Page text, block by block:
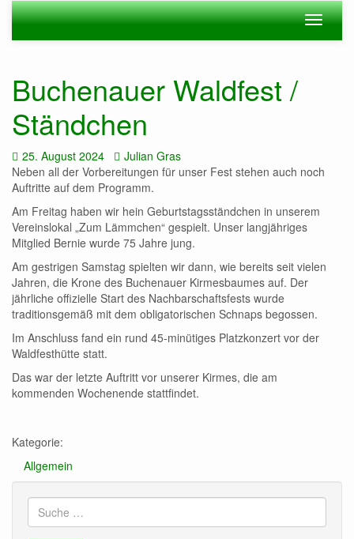
Zum
Hauptinhalt
springen
Navigation
ein-/
Buchenauer Waldfest /
Ständchen
Datum:
25. August 2024 Autor:
Julian Gras
Neben all der Vorbereitungen für unser Fest stehen auch noch
Auftritte auf dem Programm.
Am Freitag haben wir hein Geburtstagsständchen in unserem
Vereinslokal „Zum Lämmchen“ gespielt. Unser langjähriges
Mitglied Bernie wurde 75 Jahre jung.
Am gestrigen Samstag spielten wir dann, wie bereits seit vielen
Jahren, die Krone des Buchenauer Kirmesbaumes auf. Der
jährliche offizielle Start des Nachbarschaftsfests wurde
traditionsgemäß mit dem obligatorischen Schnaps begossen.
Im Anschluss fand ein rund 45-minütiges Platzkonzert vor der
Waldfesthütte statt.
Das war der letzte Auftritt vor unserer Kirmes, die am
kommenden Wochenende stattfindet.
Kategorie:
Allgemein
Suche
nach: